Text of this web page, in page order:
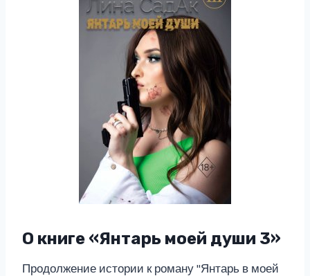
О книге «Янтарь моей души 3»
Продолжение истории к роману "Янтарь в моей